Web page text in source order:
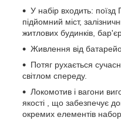
У набір входить:
підйомний міст,
житлових будинків,
Живлення від
Потяг рухається
світлом спереду.
Локомотив і вагони
якості , що забезпечує
окремих елементів